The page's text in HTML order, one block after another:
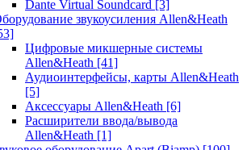
Dante Virtual Soundcard [3]
звукоусиления Allen&Heath
Цифровые микшерные системы
Allen&Heath [41]
Аудиоинтерфейсы, карты Allen&Heath
[5]
Аксессуары Allen&Heath [6]
Расширители ввода/вывода
Allen&Heath [1]